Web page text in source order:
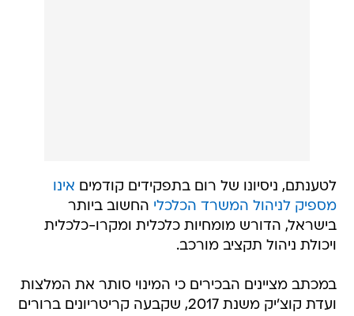
לטענתם, ניסיונו של רום בתפקידים קודמים אינו
מספיק לניהול המשרד הכלכלי החשוב ביותר
בישראל, הדורש מומחיות כלכלית ומקרו-כלכלית
ויכולת ניהול תקציב מורכב.
במכתב מציינים הבכירים כי המינוי סותר את המלצות
ועדת קוצ'יק משנת 2017, שקבעה קריטריונים ברורים